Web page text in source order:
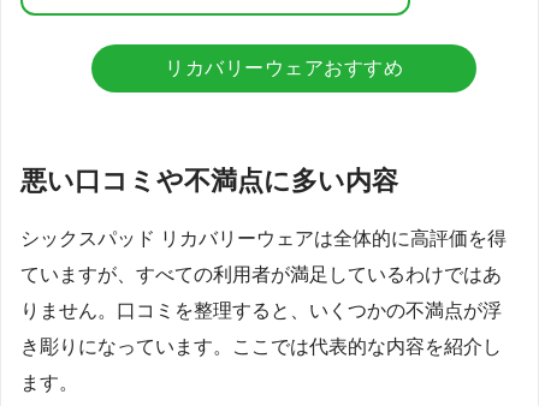
リカバリーウェアおすすめ
悪い口コミや不満点に多い内容
シックスパッド リカバリーウェアは全体的に高評価を得
ていますが、すべての利用者が満足しているわけではあ
りません。口コミを整理すると、いくつかの不満点が浮
き彫りになっています。ここでは代表的な内容を紹介し
ます。